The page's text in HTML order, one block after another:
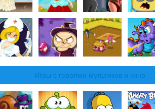
Игры с героями мультиков и кино